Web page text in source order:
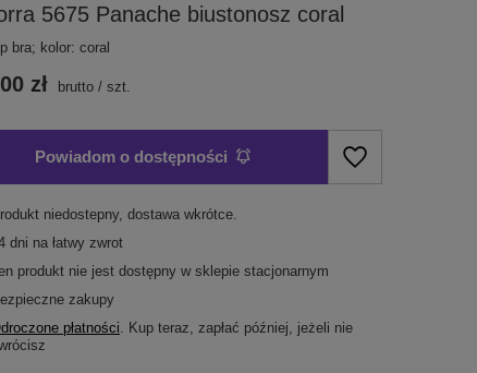
5675 Panache biustonosz coral
bra; kolor: coral
zł brutto /szt.
Powiadom o dostępności
niedostepny, dostawa wkrótce
dni na łatwy zwrot
produkt nie jest dostępny w sklepie stacjonarnym
zakupy
płatności . Kup teraz, zapłać później, jeżeli nie